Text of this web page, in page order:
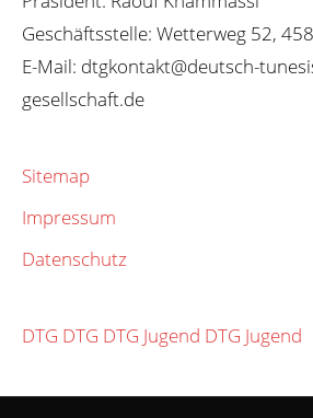
Geschäftsstelle: Wetterweg 52,
E-Mail: dtgkontakt@deutsch-
gesellschaft.de
Sitemap
Impressum
Datenschutz
DTG DTG DTG Jugend DTG Jugend